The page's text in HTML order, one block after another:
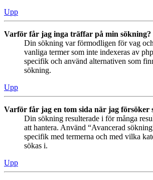
Upp
Varför får jag inga träffar på min sökning?
Din sökning var förmodligen för vag
vanliga termer som inte indexeras av
specifik och använd alternativen som
sökning.
Upp
Varför får jag en tom sida när jag försöker
Din sökning resulterade i för många
att hantera. Använd “Avancerad
specifik med termerna och med vilka
sökas i.
Upp